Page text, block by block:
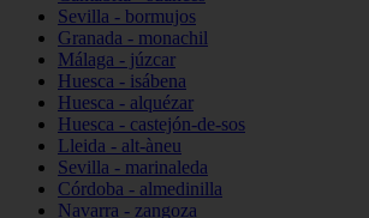
Sevilla - bormujos
Granada - monachil
Málaga - júzcar
Huesca - isábena
Huesca - alquézar
Huesca - castejón-de-sos
Lleida - alt-àneu
Sevilla - marinaleda
Córdoba - almedinilla
Navarra - zangoza